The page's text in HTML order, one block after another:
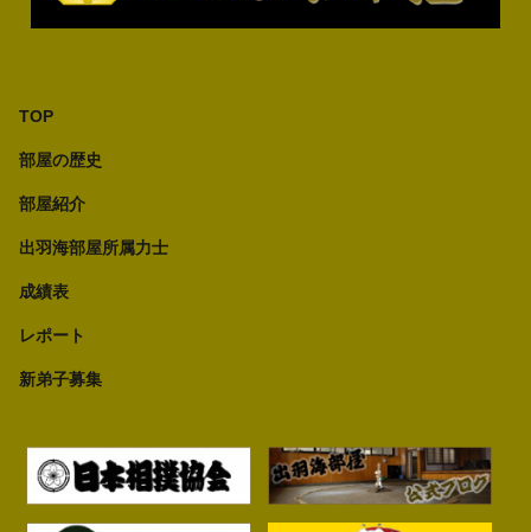
TOP
部屋の歴史
部屋紹介
出羽海部屋所属力士
成績表
レポート
新弟子募集